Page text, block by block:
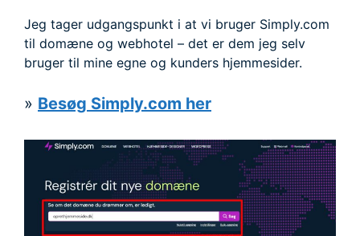
Jeg tager udgangspunkt i at vi bruger Simply.com
til domæne og webhotel – det er dem jeg selv
bruger til mine egne og kunders hjemmesider.
» Besøg Simply.com her